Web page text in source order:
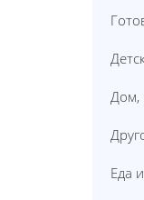
Дом,
Еда